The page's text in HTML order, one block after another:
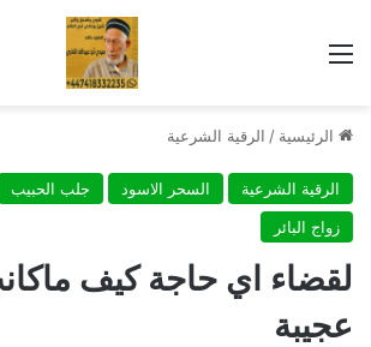
القائمة
الرئيسية / الرقية الشرعية
الرقية الشرعية السحر الاسود جلب الحبيب
زواج البائر
لقضاء اي حاجة كيف
عجيبة